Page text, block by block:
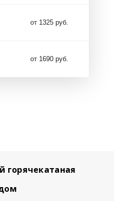
от 1325 руб.
от 1690 руб.
горячекатаная